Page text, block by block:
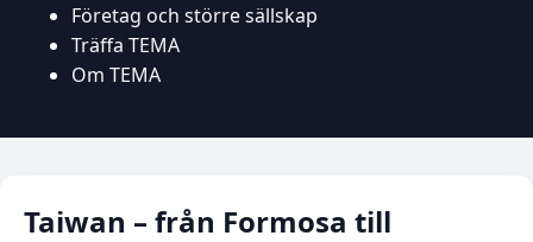
Företag och större sällskap
Träffa TEMA
Om TEMA
Taiwan – från Formosa till